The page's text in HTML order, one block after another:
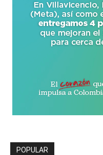
POPULAR